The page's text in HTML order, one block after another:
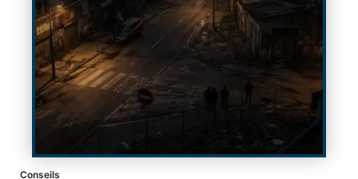
Conseils